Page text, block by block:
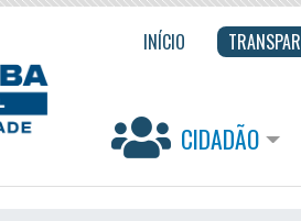
INÍCIO
CIDADÃO